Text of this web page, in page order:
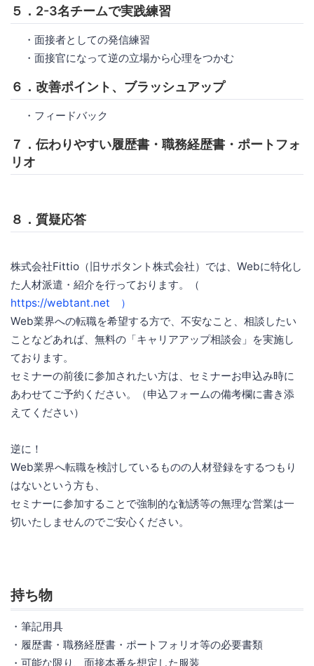
５．2-3名チームで実践練習
・面接者としての発信練習
・面接官になって逆の立場から心理をつかむ
６．改善ポイント、ブラッシュアップ
・フィードバック
７．伝わりやすい履歴書・職務経歴書・ポートフォ
リオ
８．質疑応答
株式会社Fittio（旧サポタント株式会社）では、Webに特化し
た人材派遣・紹介を行っております。（
https://webtant.net ）
Web業界への転職を希望する方で、不安なこと、相談したい
ことなどあれば、無料の「キャリアアップ相談会」を実施し
ております。
セミナーの前後に参加されたい方は、セミナーお申込み時に
あわせてご予約ください。（申込フォームの備考欄に書き添
えてください）
逆に！
Web業界へ転職を検討しているものの人材登録をするつもり
はないという方も、
セミナーに参加することで強制的な勧誘等の無理な営業は一
切いたしませんのでご安心ください。
持ち物
・筆記用具
・履歴書・職務経歴書・ポートフォリオ等の必要書類
・可能な限り、面接本番を想定した服装